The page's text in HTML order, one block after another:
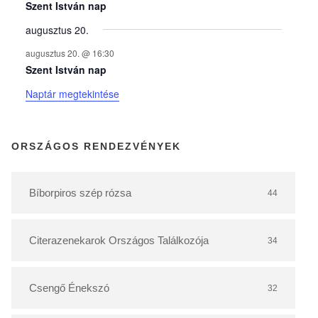
y
e
k
n
á
Szent István nap
augusztus 20.
augusztus 20. @ 16:30
Szent István nap
Naptár megtekintése
ORSZÁGOS RENDEZVÉNYEK
Bíborpiros szép rózsa 44
Citerazenekarok Országos Találkozója 34
Csengő Énekszó 32